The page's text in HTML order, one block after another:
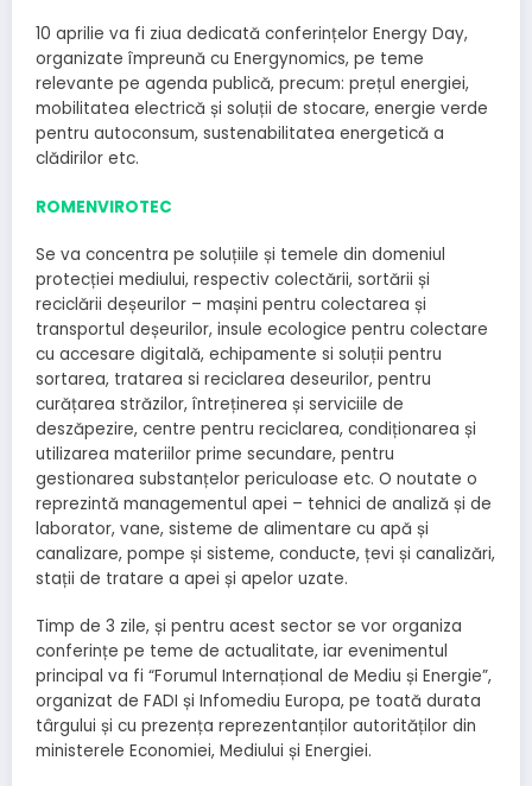
10 aprilie va fi ziua dedicată conferințelor Energy Day,
organizate împreună cu Energynomics, pe teme
relevante pe agenda publică, precum: prețul energiei,
mobilitatea electrică și soluții de stocare, energie verde
pentru autoconsum, sustenabilitatea energetică a
clădirilor etc.
ROMENVIROTEC
Se va concentra pe soluțiile și temele din domeniul
protecției mediului, respectiv colectării, sortării și
reciclării deșeurilor – mașini pentru colectarea și
transportul deșeurilor, insule ecologice pentru colectare
cu accesare digitală, echipamente si soluții pentru
sortarea, tratarea si reciclarea deseurilor, pentru
curățarea străzilor, întreținerea și serviciile de
deszăpezire, centre pentru reciclarea, condiționarea și
utilizarea materiilor prime secundare, pentru
gestionarea substanțelor periculoase etc. O noutate o
reprezintă managementul apei – tehnici de analiză și de
laborator, vane, sisteme de alimentare cu apă și
canalizare, pompe și sisteme, conducte, țevi și canalizări,
stații de tratare a apei și apelor uzate.
Timp de 3 zile, și pentru acest sector se vor organiza
conferințe pe teme de actualitate, iar evenimentul
principal va fi “Forumul Internațional de Mediu și Energie”,
organizat de FADI și Infomediu Europa, pe toată durata
târgului și cu prezența reprezentanților autorităților din
ministerele Economiei, Mediului și Energiei.